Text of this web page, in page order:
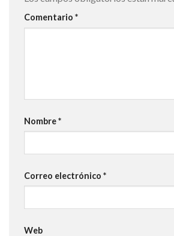
Comentario *
Nombre*
Correo electrónico *
Web